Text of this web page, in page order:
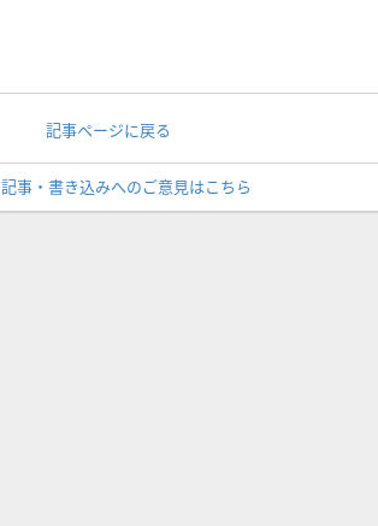
記事ページに戻る
記事・書き込みへのご意見はこちら